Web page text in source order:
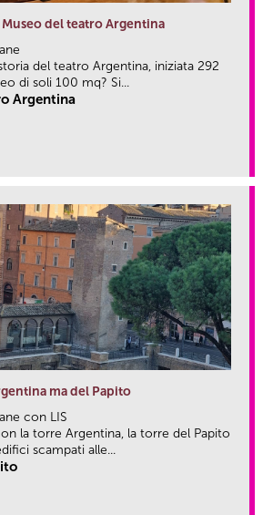
del teatro Argentina
del teatro Argentina, iniziata 292
di soli 100 mq? Si...
Argentina
ma del Papito
con LIS
la torre Argentina, la torre del Papito
scampati alle...